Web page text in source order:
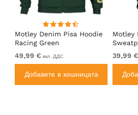
Motley Denim Pisa Hoodie
Racing Green
49,99 € вкл. ДДС
Добавете в кошницата
Motley
39,99 €